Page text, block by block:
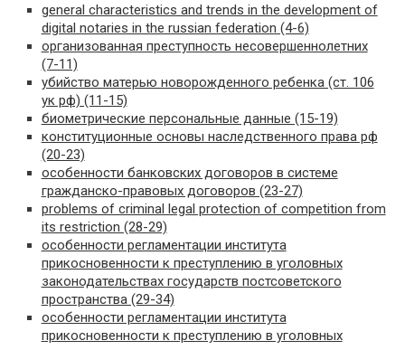
general characteristics and trends in the development of
digital notaries in the russian federation (4-6)
организованная преступность несовершеннолетних
(7-11)
убийство матерью новорожденного ребенка (ст. 106
ук рф) (11-15)
биометрические персональные данные (15-19)
конституционные основы наследственного права рф
(20-23)
особенности банковских договоров в системе
гражданско-правовых договоров (23-27)
problems of criminal legal protection of competition from
its restriction (28-29)
особенности регламентации института
прикосновенности к преступлению в уголовных
законодательствах государств постсоветского
пространства (29-34)
особенности регламентации института
прикосновенности к преступлению в уголовных